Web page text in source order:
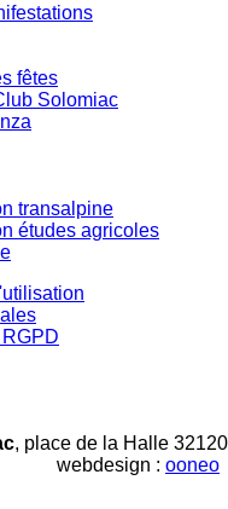
fêtes
Solomiac
transalpine
études agricoles
, place de la Halle
webdesign : ooneo